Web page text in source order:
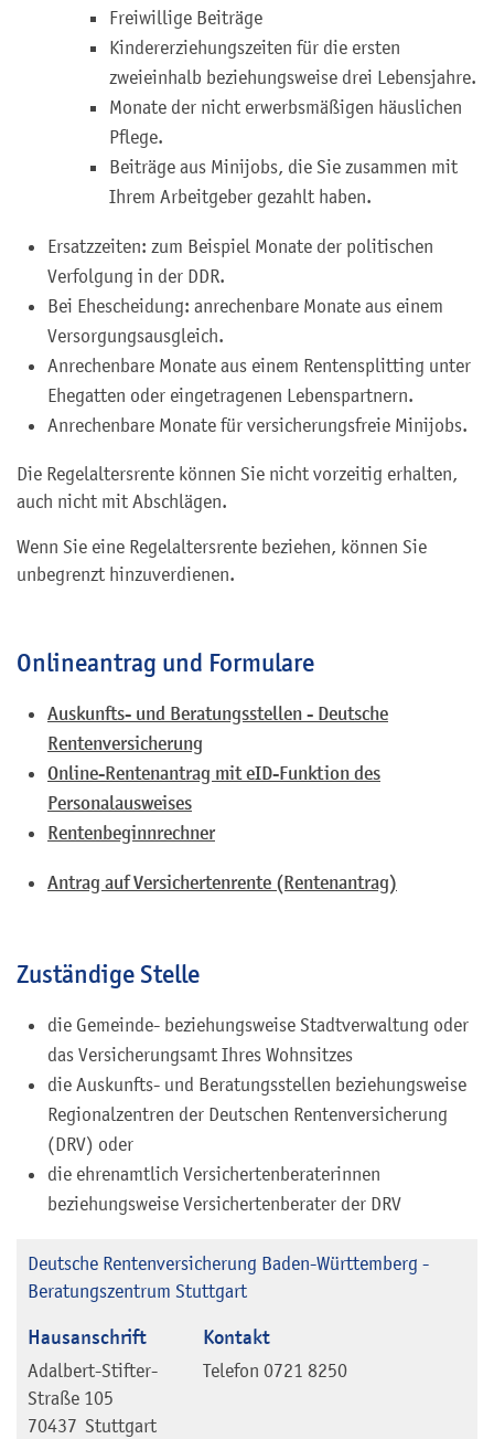
Freiwillige Beiträge
Kindererziehungszeiten für die ersten
zweieinhalb beziehungsweise drei Lebensjahre.
Monate der nicht erwerbsmäßigen häuslichen
Pflege.
Beiträge aus Minijobs, die Sie zusammen mit
Ihrem Arbeitgeber gezahlt haben.
Ersatzzeiten: zum Beispiel Monate der politischen
Verfolgung in der DDR.
Bei Ehescheidung: anrechenbare Monate aus einem
Versorgungsausgleich.
Anrechenbare Monate aus einem Rentensplitting unter
Ehegatten oder eingetragenen Lebenspartnern.
Anrechenbare Monate für versicherungsfreie Minijobs.
Die Regelaltersrente können Sie nicht vorzeitig erhalten,
auch nicht mit Abschlägen.
Wenn Sie eine Regelaltersrente beziehen, können Sie
unbegrenzt hinzuverdienen.
Onlineantrag und Formulare
Auskunfts- und Beratungsstellen - Deutsche
Rentenversicherung
Online-Rentenantrag mit eID-Funktion des
Personalausweises
Rentenbeginnrechner
Antrag auf Versichertenrente (Rentenantrag)
Zuständige Stelle
die Gemeinde- beziehungsweise Stadtverwaltung oder
das Versicherungsamt Ihres Wohnsitzes
die Auskunfts- und Beratungsstellen beziehungsweise
Regionalzentren der Deutschen Rentenversicherung
(DRV) oder
die ehrenamtlich Versichertenberaterinnen
beziehungsweise Versichertenberater der DRV
Deutsche Rentenversicherung Baden-Württemberg -
Beratungszentrum Stuttgart
Hausanschrift
Adalbert-Stifter-
Straße 105
70437 Stuttgart
Kontakt
Telefon 0721 8250